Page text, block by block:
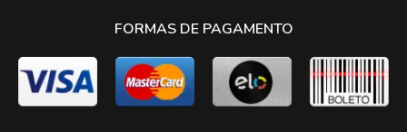
FORMAS DE PAGAMENTO